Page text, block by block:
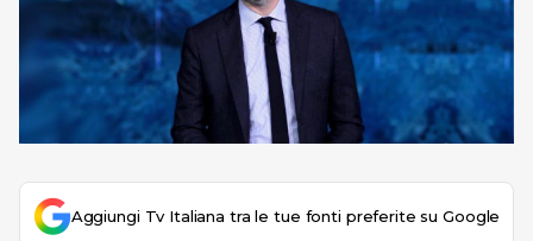
Aggiungi Tv Italiana tra le tue fonti preferite su Google